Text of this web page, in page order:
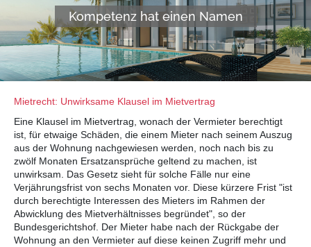
Kompetenz hat einen Namen
Mietrecht: Unwirksame Klausel im Mietvertrag
Eine Klausel im Mietvertrag, wonach der Vermieter berechtigt
ist, für etwaige Schäden, die einem Mieter nach seinem Auszug
aus der Wohnung nachgewiesen werden, noch nach bis zu
zwölf Monaten Ersatzansprüche geltend zu machen, ist
unwirksam. Das Gesetz sieht für solche Fälle nur eine
Verjährungsfrist von sechs Monaten vor. Diese kürzere Frist "ist
durch berechtigte Interessen des Mieters im Rahmen der
Abwicklung des Mietverhältnisses begründet", so der
Bundesgerichtshof. Der Mieter habe nach der Rückgabe der
Wohnung an den Vermieter auf diese keinen Zugriff mehr und